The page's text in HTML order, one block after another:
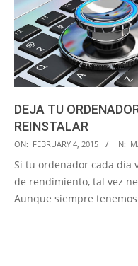
DEJA TU
REINSTALAR
2015-
02-
04
ON: FEBRUARY 4, 2015 IN:
Si tu ordenador cada día
de rendimiento, tal vez
Aunque siempre